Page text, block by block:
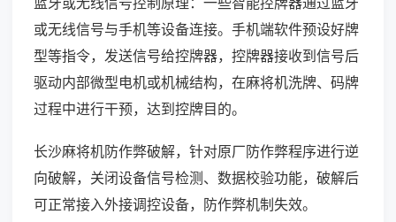
或无线信号与手机等设备连接。手机端软件预设好牌
型等指令，发送信号给控牌器，控牌器接收到信号后
驱动内部微型电机或机械结构，在麻将机洗牌、码牌
过程中进行干预，达到控牌目的。
长沙麻将机防作弊破解，针对原厂防作弊程序进行逆
向破解，关闭设备信号检测、数据校验功能，破解后
可正常接入外接调控设备，防作弊机制失效。